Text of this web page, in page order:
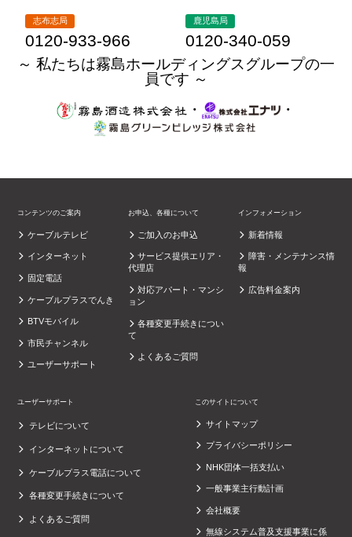
志布志局
0120-933-966
鹿児島局
0120-340-059
～ 私たちは霧島ホールディングスグループの一
員です ～
・
・
コンテンツのご案内
ケーブルテレビ
インターネット
固定電話
ケーブルプラスでんき
BTVモバイル
市民チャンネル
ユーザーサポート
お申込、各種について
ご加入のお申込
サービス提供エリア・
代理店
対応アパート・マンシ
ョン
各種変更手続きについ
て
よくあるご質問
インフォメーション
新着情報
障害・メンテナンス情
報
広告料金案内
ユーザーサポート
テレビについて
インターネットについて
ケーブルプラス電話について
各種変更手続きについて
よくあるご質問
このサイトについて
サイトマップ
プライバシーポリシー
NHK団体一括支払い
一般事業主行動計画
会社概要
無線システム普及支援事業に係